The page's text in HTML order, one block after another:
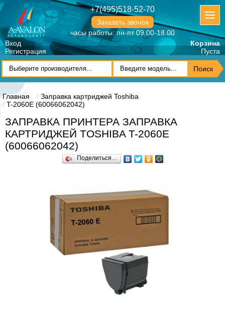
+7(495)518-52-70
Заказать звонок
часы работы: пн-пт 09.00-18.00
Вход
Регистрация
Корзина
Пуста
Главная
Заправка картриджей Toshiba
T-2060E (60066062042)
ЗАПРАВКА ПРИНТЕРА ЗАПРАВКА
КАРТРИДЖЕЙ TOSHIBA T-2060E
(60066062042)
Поделиться…